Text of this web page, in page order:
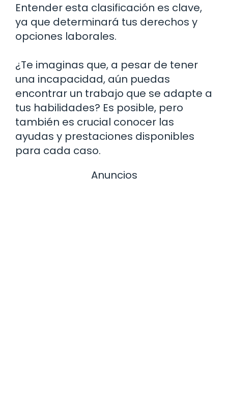
Entender esta clasificación es clave,
ya que determinará tus derechos y
opciones laborales.
¿Te imaginas que, a pesar de tener
una incapacidad, aún puedas
encontrar un trabajo que se adapte a
tus habilidades? Es posible, pero
también es crucial conocer las
ayudas y prestaciones disponibles
para cada caso.
Anuncios